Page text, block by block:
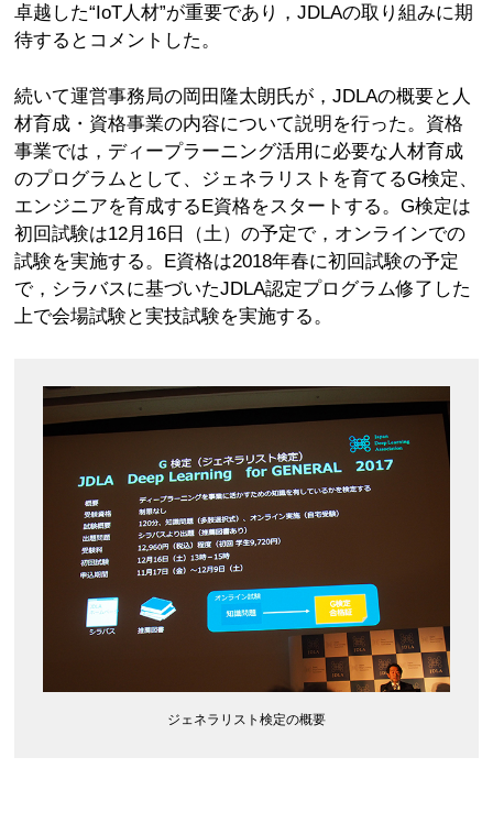
卓越した“IoT人材”が重要であり，JDLAの取り組みに期
待するとコメントした。
続いて運営事務局の岡田隆太朗氏が，JDLAの概要と人
材育成・資格事業の内容について説明を行った。資格
事業では，ディープラーニング活用に必要な人材育成
のプログラムとして、ジェネラリストを育てるG検定、
エンジニアを育成するE資格をスタートする。G検定は
初回試験は12月16日（土）の予定で，オンラインでの
試験を実施する。E資格は2018年春に初回試験の予定
で，シラバスに基づいたJDLA認定プログラム修了した
上で会場試験と実技試験を実施する。
ジェネラリスト検定の概要